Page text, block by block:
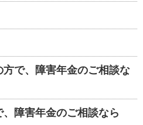
で、障害年金のご相談な
障害年金のご相談なら